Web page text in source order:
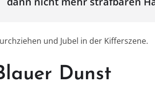
und Jubel in der Kifferszene.
Dunst